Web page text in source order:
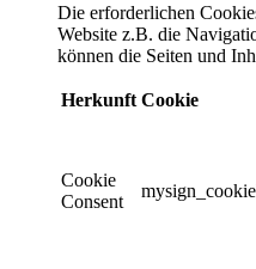
Die erforderlichen
Website z.B. die
können die Seiten und
Herkunft Cookie
Cookie
Consent